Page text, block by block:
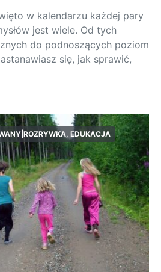
w kalendarzu każdej pary
jest wiele. Od tych
do podnoszących poziom
się, jak sprawić,
EDUKACJA